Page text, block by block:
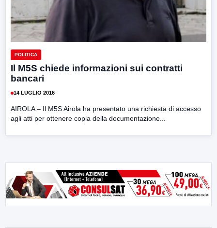
POLITICA
Il M5S chiede informazioni sui contratti
bancari
14 LUGLIO 2016
AIROLA – Il M5S Airola ha presentato una richiesta di accesso
agli atti per ottenere copia della documentazione...